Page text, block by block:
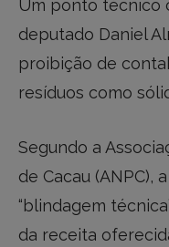
Um ponto técnico
deputado Daniel
proibição de
resíduos como
Segundo a
de Cacau (ANPC),
“blindagem
da receita